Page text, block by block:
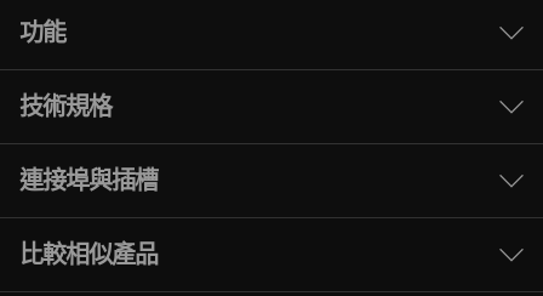
功能
強大效能讓日常體驗更上
AMD Ryzen™ 200 系列流動處理器提供所需技
術，讓使用者可以充分利用其先進運算能力，其具
技術規格
效能
處理器
連接埠與插槽
比較相似產品